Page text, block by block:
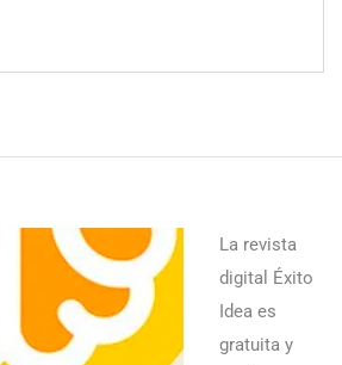
La revista
digital Éxito
Idea es
gratuita y